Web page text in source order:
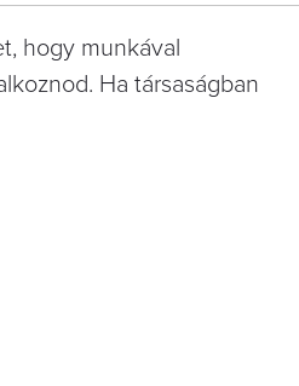
hogy munkával
Ha társaságban